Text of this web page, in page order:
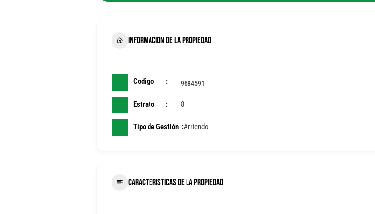
INFORMACIÓN DE LA PROPIEDAD
Codigo 9684591
Estrato 8
Tipo de Gestión Arriendo
CARACTERÍSTICAS DE LA PROPIEDAD